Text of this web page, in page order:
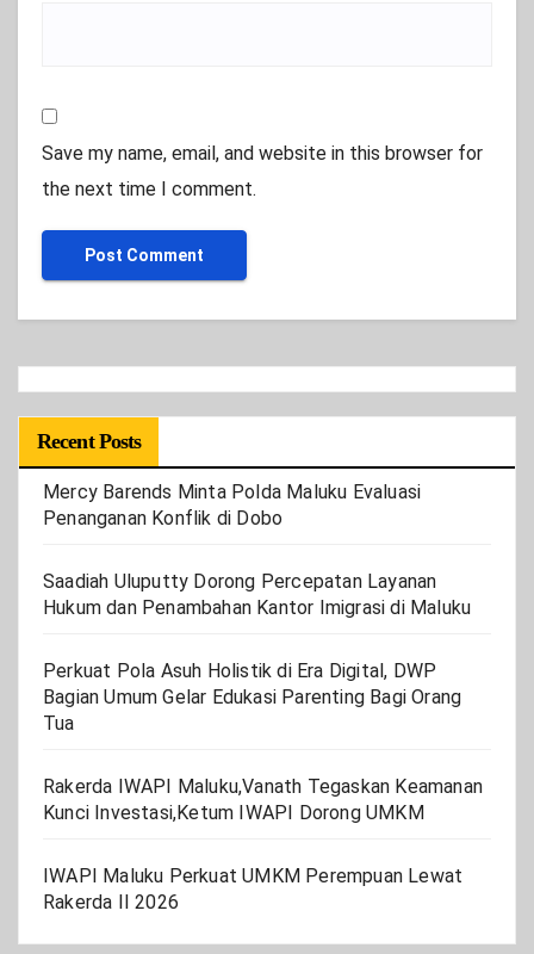
Save my name, email, and website in this browser for
the next time I comment.
Recent Posts
Mercy Barends Minta Polda Maluku Evaluasi
Penanganan Konflik di Dobo
Saadiah Uluputty Dorong Percepatan Layanan
Hukum dan Penambahan Kantor Imigrasi di Maluku
Perkuat Pola Asuh Holistik di Era Digital, DWP
Bagian Umum Gelar Edukasi Parenting Bagi Orang
Tua
Rakerda IWAPI Maluku,Vanath Tegaskan Keamanan
Kunci Investasi,Ketum IWAPI Dorong UMKM
IWAPI Maluku Perkuat UMKM Perempuan Lewat
Rakerda II 2026